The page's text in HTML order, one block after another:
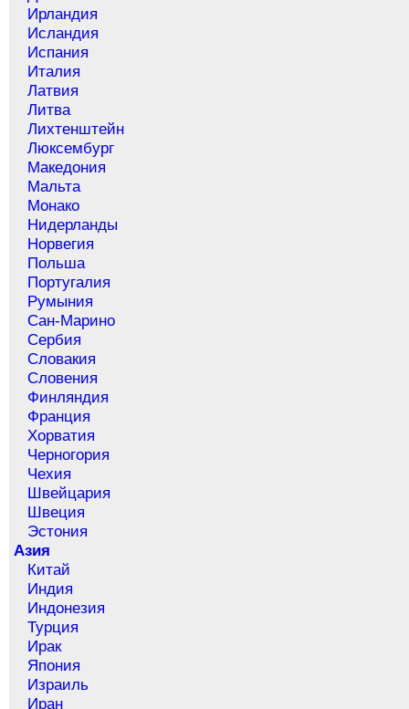
Ирландия
Исландия
Испания
Италия
Латвия
Литва
Лихтенштейн
Люксембург
Македония
Мальта
Монако
Нидерланды
Норвегия
Польша
Португалия
Румыния
Сан-Марино
Сербия
Словакия
Словения
Финляндия
Франция
Хорватия
Черногория
Чехия
Швейцария
Швеция
Эстония
Азия
Китай
Индия
Индонезия
Турция
Ирак
Япония
Израиль
Иран